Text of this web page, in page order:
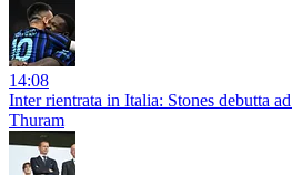
14:08
Inter rientrata in Italia: Stones debutta
Thuram